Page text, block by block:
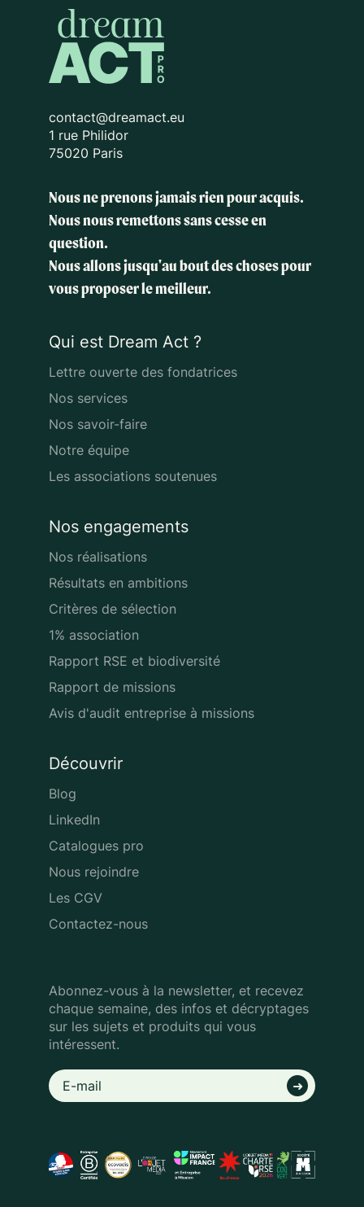
contact@dreamact.eu
1 rue Philidor
75020 Paris
Nous ne prenons jamais rien pour acquis.
Nous nous remettons sans cesse en
question.
Nous allons jusqu'au bout des chosespour
vous proposer le meilleur.
Qui est Dream Act ?
Lettre ouverte des fondatrices
Nos services
Nos savoir-faire
Notre équipe
Les associations soutenues
Nos engagements
Nos réalisations
Résultats en ambitions
Critères de sélection
1% association
Rapport RSE et biodiversité
Rapport de missions
Avis d'audit entreprise à missions
Découvrir
Blog
LinkedIn
Catalogues pro
Nous rejoindre
Les CGV
Contactez-nous
Abonnez-vous à la newsletter, et recevez
chaque semaine, des infos et décryptages
sur les sujets et produits qui vous
intéressent.